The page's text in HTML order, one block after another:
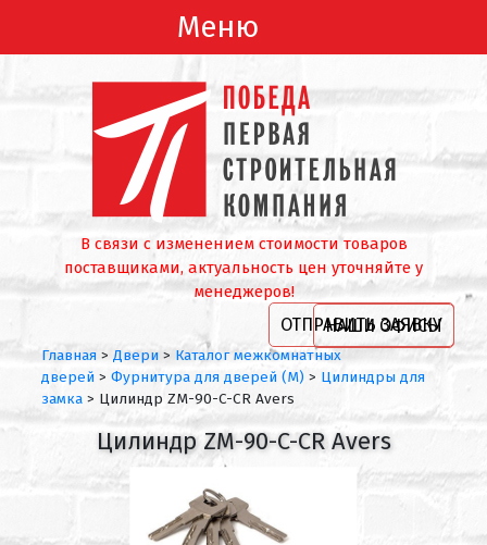
Меню
В связи с изменением стоимости товаров
поставщиками, актуальность цен уточняйте у
менеджеров!
ОТПРАВИТЬ ЗАЯВКУ
НАШИ ОФИСЫ
Главная > Двери > Каталог межкомнатных
дверей > Фурнитура для дверей (М) > Цилиндры для
замка > Цилиндр ZM-90-C-CR Avers
Цилиндр ZM-90-C-CR Avers